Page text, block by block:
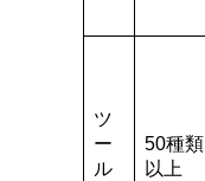
ツ
ー
ル
50種類
以上